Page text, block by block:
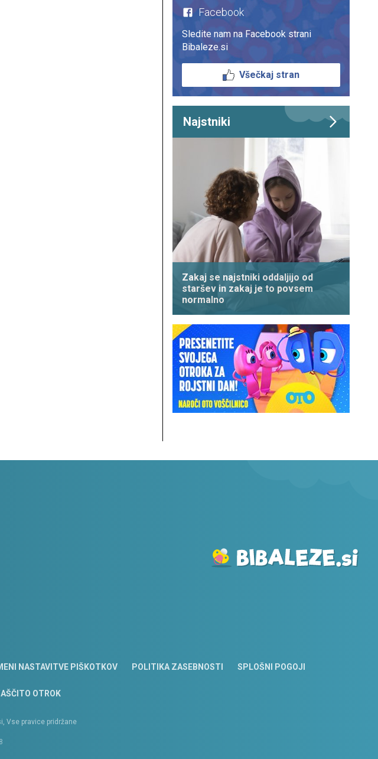
Facebook
Sledite nam na Facebook strani
Bibaleze.si
Všečkaj stran
Najstniki
Zakaj se najstniki oddaljijo od
staršev in zakaj je to povsem
normalno
NASTAVITVE PIŠKOTKOV POLITIKA ZASEBNOSTI SPLOŠNI POGOJI
OTROK
Vse pravice pridržane